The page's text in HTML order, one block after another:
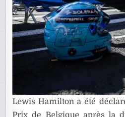
Lewis Hamilton a été
Prix de Belgique après la